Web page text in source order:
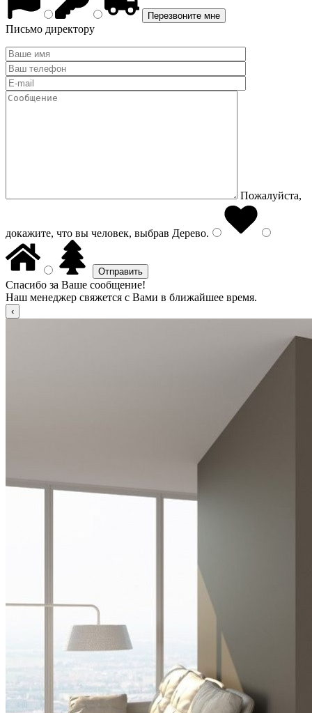
Письмо директору
Пожалуйста,
докажите, что вы человек, выбрав Дерево.
Спасибо за Ваше сообщение!
Наш менеджер свяжется с Вами в ближайшее время.